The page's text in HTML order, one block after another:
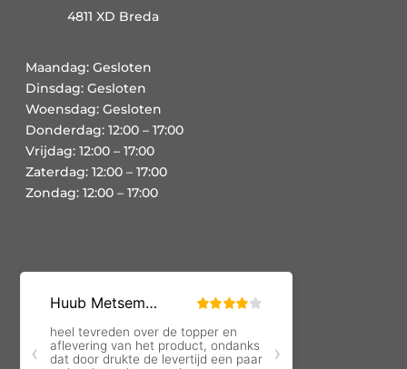
4811 XD Breda
Maandag: Gesloten
Dinsdag: Gesloten
Woensdag: Gesloten
Donderdag: 12:00 – 17:00
Vrijdag: 12:00 – 17:00
Zaterdag: 12:00 – 17:00
Zondag: 12:00 – 17:00